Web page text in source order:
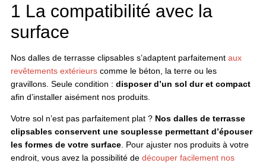
1 La compatibilité avec la
surface
Nos dalles de terrasse clipsables s’adaptent parfaitement aux
revêtements extérieurscomme le béton, la terre ou les
gravillons. Seule condition : disposer d’un sol dur et compact
afin d’installer aisément nos produits.
Votre sol n’est pas parfaitement plat ? Nos dalles de terrasse
clipsables conservent une souplesse permettant d’épouser
les formes de votre surface. Pour ajuster nos produits à votre
endroit, vous avez la possibilité de découper facilement nos